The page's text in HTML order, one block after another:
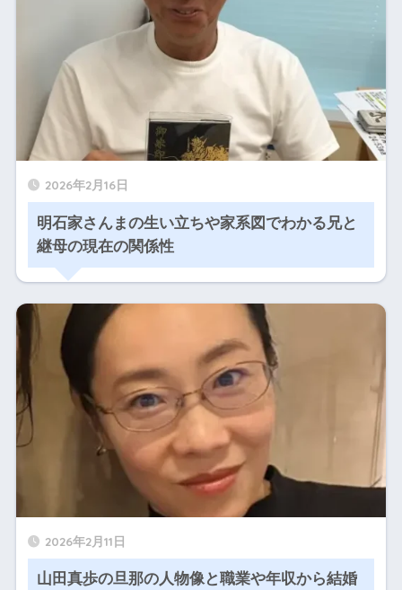
2026年2月16日
明石家さんまの生い立ちや家系図でわかる兄と
継母の現在の関係性
2026年2月11日
山田真歩の旦那の人物像と職業や年収から結婚